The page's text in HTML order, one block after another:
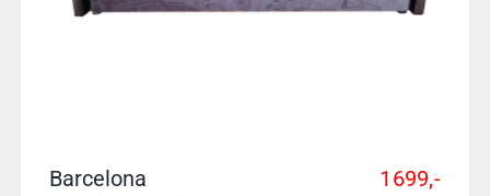
Barcelona 1699,-